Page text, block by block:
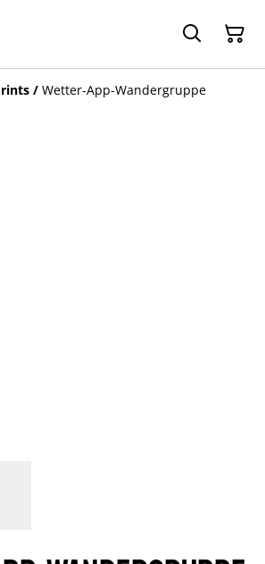
/ Wetter-App-Wandergruppe